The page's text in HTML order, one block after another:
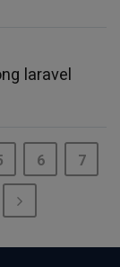
laravel
6 7